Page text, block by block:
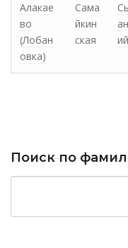
Алакае
во
(Лобан
овка)
Сама
йкин
ская
ий
Поиск по